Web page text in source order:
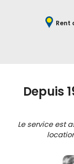
Rent
Depuis
Le service est